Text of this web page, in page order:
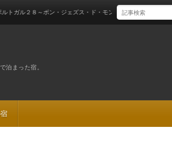
泊まった宿。
～ボン・ジェズス・ド・モンテ聖域